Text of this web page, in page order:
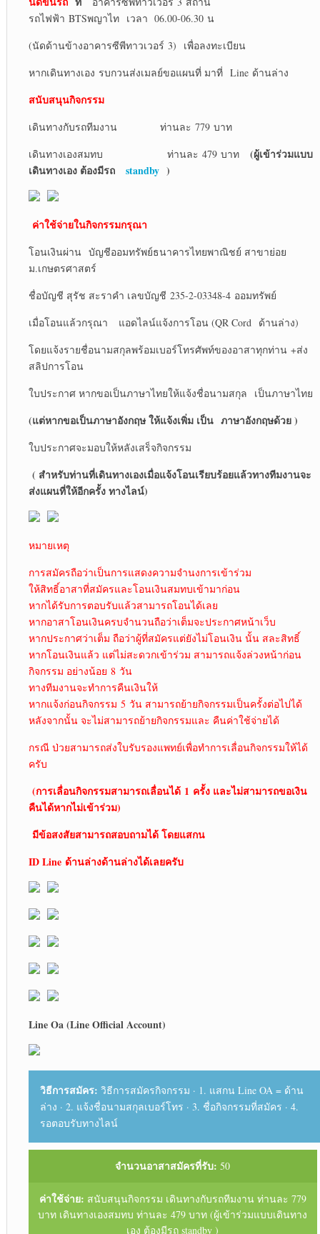
รถไฟฟ้า BTSพญาไท เวลา 06.00-06.30 น
(นัดด้านข้างอาคารซีพีทาวเวอร์ 3) เพื่อลงทะเบียน
หากเดินทางเอง รบกวนส่งเมลย์ขอแผนที่ มาที่ Line ด้านล่าง
สนับสนุนกิจกรรม
เดินทางกับรถทีมงาน ท่านละ 779 บาท
เดินทางเองสมทบ ท่านละ 479 บาท
(ผู้เข้าร่วมแบบ
เดินทางเอง ต้องมีรถ standby)
ค่าใช้จ่ายในกิจกรรมกรุณา
โอนเงินผ่าน บัญชีออมทรัพย์ธนาคารไทยพาณิชย์ สาขาย่อย
ม.เกษตรศาสตร์
ชื่อบัญชี สุรัช สะราคำ เลขบัญชี 235-2-03348-4 ออมทรัพย์
เมื่อโอนแล้วกรุณา แอดไลน์แจ้งการโอน (QR Cord ด้านล่าง)
โดยแจ้งรายชื่อนามสกุลพร้อมเบอร์โทรศัพท์ของอาสาทุกท่าน +ส่ง
สลิปการโอน
ใบประกาศ หากขอเป็นภาษาไทยให้แจ้งชื่อนามสกุล เป็นภาษาไทย
(แต่หากขอเป็นภาษาอังกฤษ ให้แจ้งเพิ่ม เป็นภาษาอังกฤษด้วย )
ใบประกาศจะมอบให้หลังเสร็จกิจกรรม
( สำหรับท่านที่เดินทางเองเมื่อแจ้งโอนเรียบร้อยแล้วทางทีมงานจะ
ส่งแผนที่ให้อีกครั้ง ทางไลน์)
หมายเหตุ
การสมัครถือว่าเป็นการแสดงความจำนงการเข้าร่วม
ให้สิทธิ์อาสาที่สมัครและโอนเงินสมทบเข้ามาก่อน
หากได้รับการตอบรับแล้วสามารถโอนได้เลย
หากอาสาโอนเงินครบจำนวนถือว่าเต็มจะประกาศหน้าเว็บ
หากประกาศว่าเต็ม ถือว่าผู้ที่สมัครแต่ยังไม่โอนเงิน นั้น สละสิทธิ์
หากโอนเงินแล้ว แต่ไม่สะดวกเข้าร่วม สามารถแจ้งล่วงหน้าก่อน
กิจกรรม อย่างน้อย 8 วัน
ทางทีมงานจะทำการคืนเงินให้
หากแจ้งก่อนกิจกรรม 5 วัน สามารถย้ายกิจกรรมเป็นครั้งต่อไปได้
หลังจากนั้น จะไม่สามารถย้ายกิจกรรมและ คืนค่าใช้จ่ายได้
กรณี ป่วยสามารถส่งใบรับรองแพทย์เพื่อทำการเลื่อนกิจกรรมให้ได้
ครับ
(การเลื่อนกิจกรรมสามารถเลื่อนได้1 ครั้ง และไม่สามารถขอเงิน
คืนได้หากไม่เข้าร่วม)
มีข้อสงสัยสามารถสอบถามได้ โดยแสกน
ID Line ด้านล่างด้านล่างได้เลยครับ
Line Oa (Line Official Account)
วิธีการสมัคร: วิธีการสมัครกิจกรรม · 1. แสกน Line OA = ด้าน
ล่าง · 2. แจ้งชื่อนามสกุลเบอร์โทร · 3. ชื่อกิจกรรมที่สมัคร · 4.
รอตอบรับทางไลน์
จำนวนอาสาสมัครที่รับ: 50
ค่าใช้จ่าย: สนับสนุนกิจกรรม เดินทางกับรถทีมงาน ท่านละ 779
บาท เดินทางเองสมทบ ท่านละ 479 บาท (ผู้เข้าร่วมแบบเดินทาง
เอง ต้องมีรถ standby )